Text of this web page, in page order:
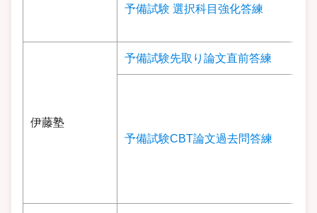
予備試験 選択科目強化答練
伊藤塾
予備試験先取り論文直前答練
予備試験CBT論文過去問答練